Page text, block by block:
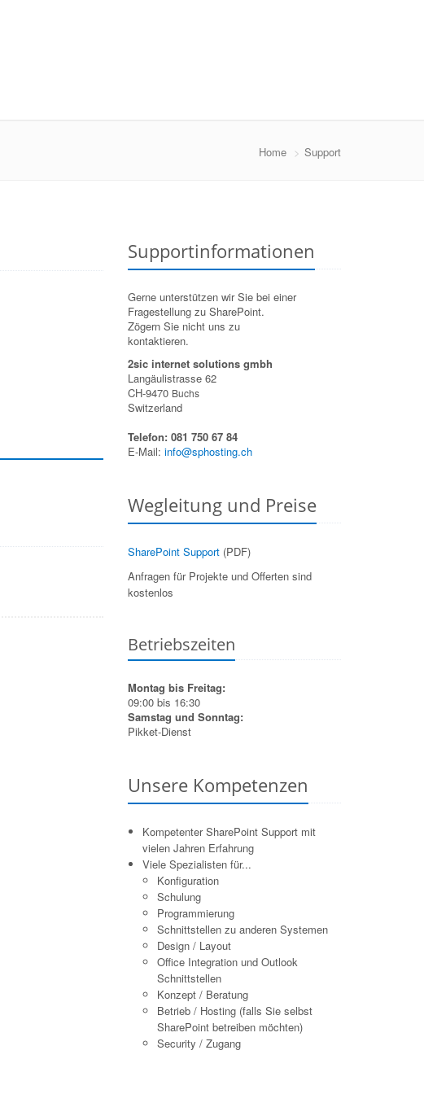
Home Support
Supportinformationen
Gerne unterstützen wir Sie bei einer
Fragestellung zu SharePoint.
Zögern Sie nicht uns zu
kontaktieren.
2sic internet solutions gmbh
Langäulistrasse 62
CH-9470 Buchs
Switzerland
Telefon: 081 750 67 84
E-Mail: info@sphosting.ch
Wegleitung und Preise
SharePoint Support(PDF)
Anfragen für Projekte und Offerten sind
kostenlos
Betriebszeiten
Montag bis Freitag:
09:00 bis 16:30
Samstag und Sonntag:
Pikket-Dienst
Unsere Kompetenzen
Kompetenter SharePoint Support mit
vielen Jahren Erfahrung
Viele Spezialisten für...
Konfiguration
Schulung
Programmierung
Schnittstellen zu anderen Systemen
Design / Layout
Office Integration und Outlook
Schnittstellen
Konzept / Beratung
Betrieb / Hosting (falls Sie selbst
SharePoint betreiben möchten)
Security / Zugang